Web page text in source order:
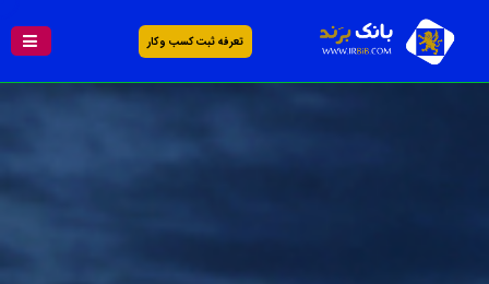
تعرفه ثبت کسب و کار